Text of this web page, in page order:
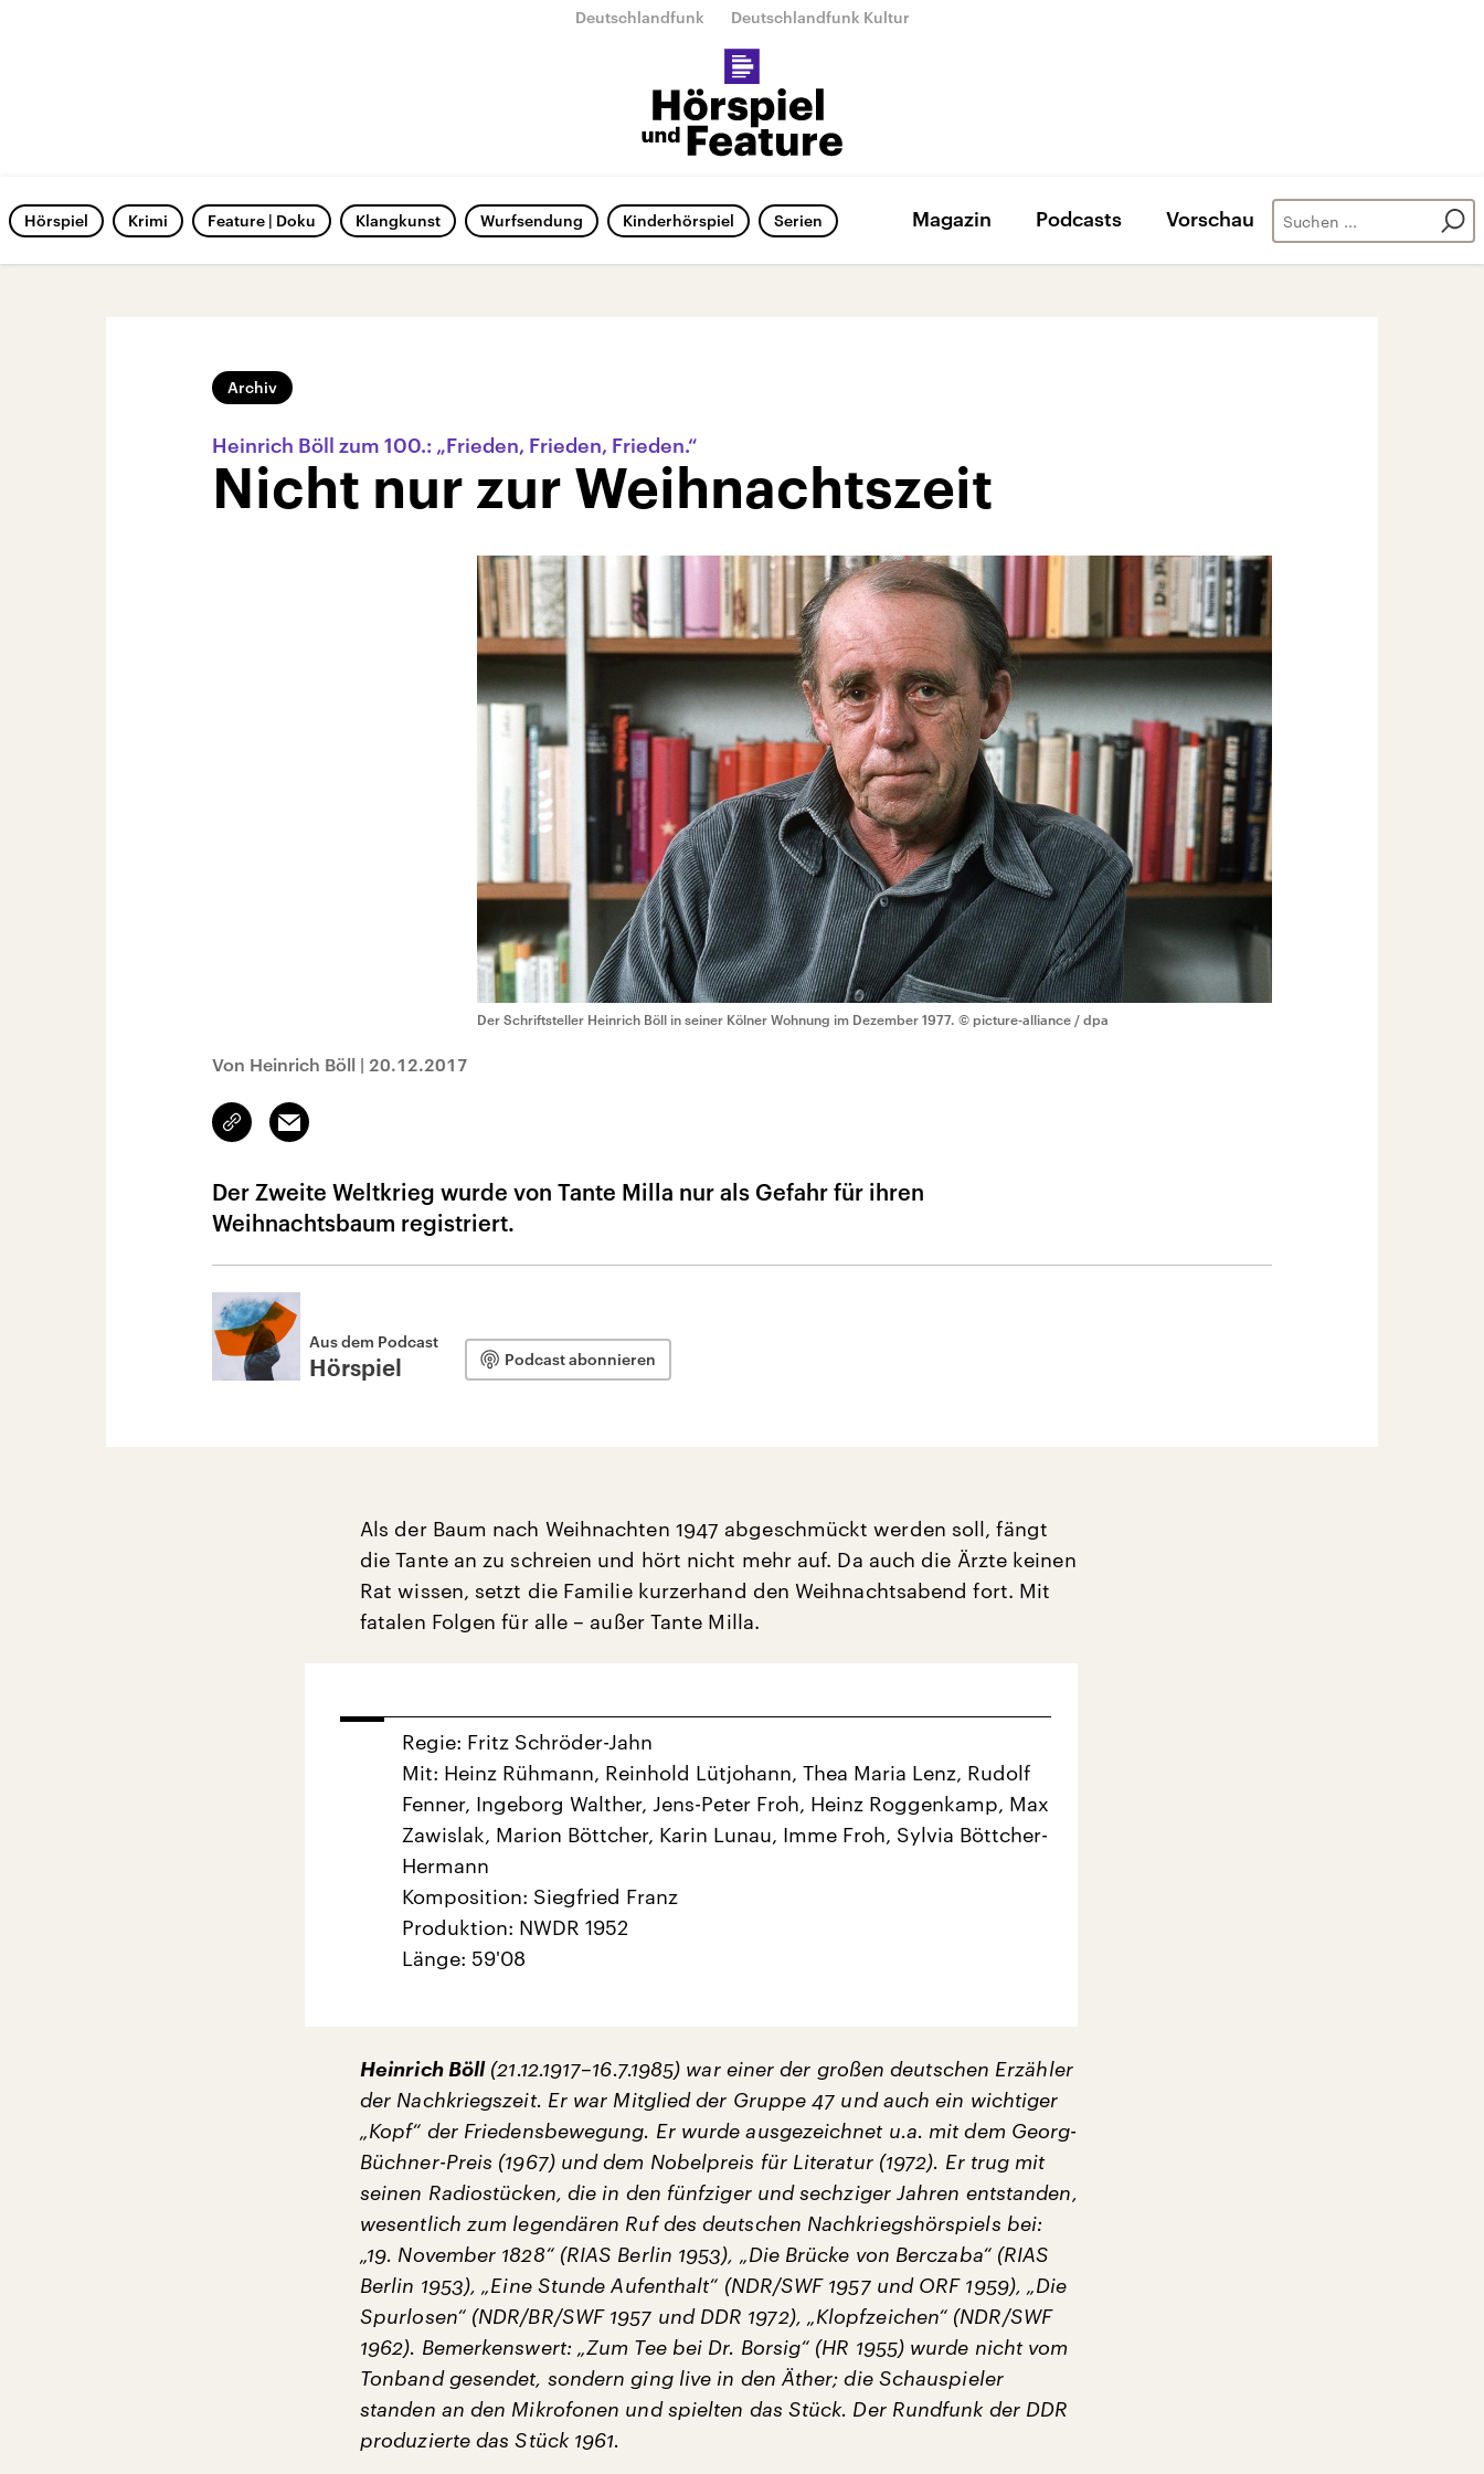
Deutschlandfunk Deutschlandfunk Kultur
Hörspiel Krimi Feature | Doku Klangkunst Wurfsendung Kinderhörspiel Serien Magazin Podcasts Vorschau
Archiv
Heinrich Böll zum 100.: „Frieden, Frieden, Frieden.“
Nicht nur zur Weihnachtszeit
Der Schriftsteller Heinrich Böll in seiner Kölner Wohnung im Dezember 1977. © picture-alliance / dpa
Von Heinrich Böll | 20.12.2017
Link
kopieren/teilen
Email
Der Zweite Weltkrieg wurde von Tante Milla nur als Gefahr für ihren
Weihnachtsbaum registriert.
Aus dem Podcast
Hörspiel Podcast abonnieren
Als der Baum nach Weihnachten 1947 abgeschmückt werden soll, fängt
die Tante an zu schreien und hört nicht mehr auf. Da auch die Ärzte keinen
Rat wissen, setzt die Familie kurzerhand den Weihnachtsabend fort. Mit
fatalen Folgen für alle – außer Tante Milla.
Regie: Fritz Schröder-Jahn
Mit: Heinz Rühmann, Reinhold Lütjohann, Thea Maria Lenz, Rudolf
Fenner, Ingeborg Walther, Jens-Peter Froh, Heinz Roggenkamp, Max
Zawislak, Marion Böttcher, Karin Lunau, Imme Froh, Sylvia Böttcher-
Hermann
Komposition: Siegfried Franz
Produktion: NWDR 1952
Länge: 59'08
Heinrich Böll(21.12.1917–16.7.1985) war einer der großen deutschen Erzähler
der Nachkriegszeit. Er war Mitglied der Gruppe 47 und auch ein wichtiger
„Kopf“ der Friedensbewegung. Er wurde ausgezeichnet u.a. mit dem Georg-
Büchner-Preis (1967) und dem Nobelpreis für Literatur (1972). Er trug mit
seinen Radiostücken, die in den fünfziger und sechziger Jahren entstanden,
wesentlich zum legendären Ruf des deutschen Nachkriegshörspiels bei:
„19. November 1828“ (RIAS Berlin 1953), „Die Brücke von Berczaba“ (RIAS
Berlin 1953), „Eine Stunde Aufenthalt“ (NDR/SWF 1957 und ORF 1959), „Die
Spurlosen“ (NDR/BR/SWF 1957 und DDR 1972), „Klopfzeichen“ (NDR/SWF
1962). Bemerkenswert: „Zum Tee bei Dr. Borsig“ (HR 1955) wurde nicht vom
Tonband gesendet, sondern ging live in den Äther; die Schauspieler
standen an den Mikrofonen und spielten das Stück. Der Rundfunk der DDR
produzierte das Stück 1961.